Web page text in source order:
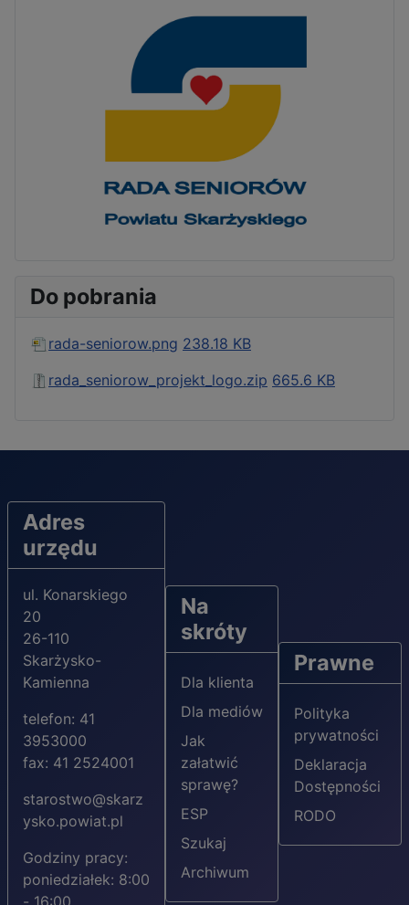
Do pobrania
rada-seniorow.png 238.18 KB
rada_seniorow_projekt_logo.zip 665.6 KB
Adres
urzędu
ul. Konarskiego
20
26-110
Skarżysko-
Kamienna
telefon: 41
3953000
fax: 41 2524001
starostwo@skarz
ysko.powiat.pl
Godziny pracy:
poniedziałek: 8:00
- 16:00
Na
skróty
Dla klienta
Dla mediów
Jak
załatwić
sprawę?
ESP
Szukaj
Archiwum
Prawne
Polityka
prywatności
Deklaracja
Dostępności
RODO